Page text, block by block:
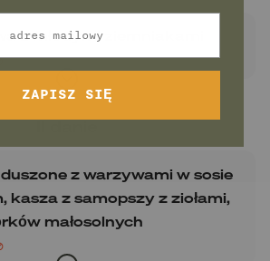
z młodymi ziemniakami
II danie
z warzywami w sosie
kasza z samopszy z ziołami,
małosolnych
ZAPISZ SIĘ